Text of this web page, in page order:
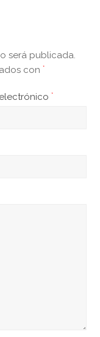
será publicada.
con*
*